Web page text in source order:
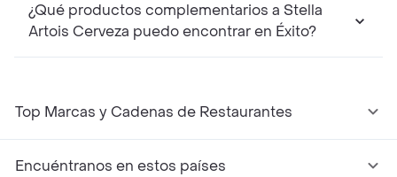
¿Qué productos complementarios a Stella
Artois Cerveza puedo encontrar en Éxito?
Top Marcas y Cadenas de Restaurantes
Encuéntranos en estos países